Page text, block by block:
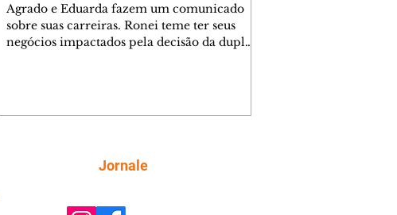
Agrado e Eduarda fazem um comunicado
sobre suas carreiras. Ronei teme ter seus
negócios impactados pela decisão da dupla.
que se mudará de país, e Eduarda se
preocupa com Sol. Palhares desconfia de
Jornale